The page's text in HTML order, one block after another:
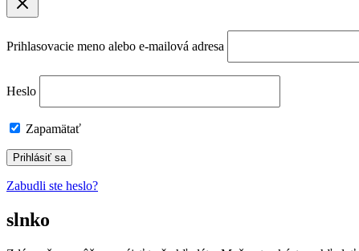
Prihlasovacie meno alebo e-mailová adresa
Heslo
Zapamätať
Zabudli ste heslo?
slnko